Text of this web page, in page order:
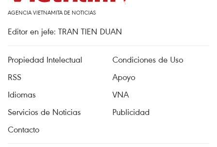
AGENCIA VIETNAMITA DE NOTICIAS
Editor en jefe: TRAN TIEN DUAN
Propiedad Intelectual
Condiciones de Uso
RSS
Apoyo
Idiomas
VNA
Servicios de Noticias
Publicidad
Contacto